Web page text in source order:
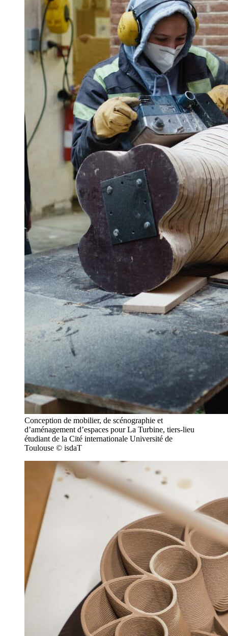
Conception de mobilier, de scénographie et
d’aménagement d’espaces pour La Turbine, tiers-lieu
étudiant de la Cité internationale Université de
Toulouse © isdaT